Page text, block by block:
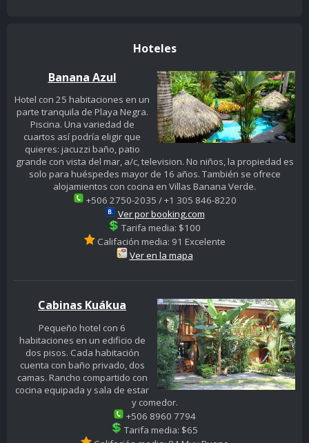
Hoteles
Banana Azul
Hotel con 25 habitaciones en un
parte tranquila de Playa Negra.
Piscina. Una variedad de
cuartos así podría eligir que
quieres: jacuzzi baño, patio
grande con vista del mar, a/c, television. No niños, la propiedad es
solo para huéspedes mayor de 16 años. También se ofrece
alojamientos con cocina en Villas Banana Verde.
+506 2750-2035 / +1 305 846-8220
Ver por booking.com
Tarifa media: $100
Califación media: 91 Excelente
Ver en la mapa
Cabinas Kuákua
Pequeño hotel con 6
habitaciones en un edificio de
dos pisos. Cada habitación
cuenta con baño privado, dos
camas. Rancho compartido con
cocina equipada y sala de estar
y comedor.
+506 8960 7794
Tarifa media: $65